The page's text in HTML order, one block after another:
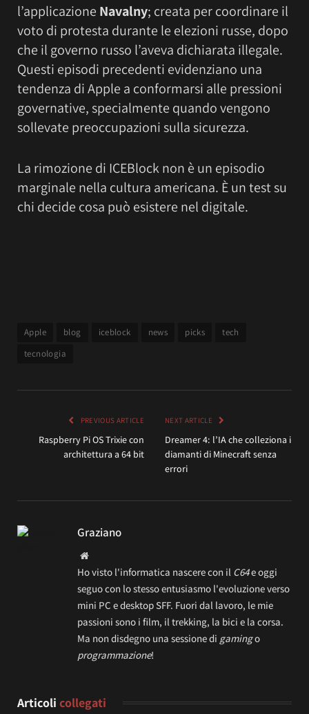
l’applicazione Navalny; creata per coordinare il
voto di protesta durante le elezioni russe, dopo
che il governo russo l’aveva dichiarata illegale.
Questi episodi precedenti evidenziano una
tendenza di Apple a conformarsi alle pressioni
governative, specialmente quando vengono
sollevate preoccupazioni sulla sicurezza.
La rimozione di ICEBlock non è un episodio
marginale nella cultura americana. È un test su
chi decide cosa può esistere nel digitale.
Apple blog iceblock news picks
tech
tecnologia
PREVIOUS ARTICLE
Raspberry Pi OS Trixie con
architettura a 64 bit
NEXT ARTICLE
Dreamer 4: l’IA che colleziona i
diamanti di Minecraft senza
errori
Graziano
Website
Ho visto l'informatica nascere con il C64e oggi
seguo con lo stesso entusiasmo l'evoluzione verso
mini PC e desktop SFF. Fuori dal lavoro, le mie
passioni sono i film, il trekking, la bici e la corsa.
Ma non disdegno una sessione di gamingo
programmazione!
Articoli collegati